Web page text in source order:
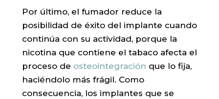
Por último, el fumador reduce la
posibilidad de éxito del implante cuando
continúa con su actividad, porque la
nicotina que contiene el tabaco afecta el
proceso de osteointegración que lo fija,
haciéndolo más frágil. Como
consecuencia, los implantes que se